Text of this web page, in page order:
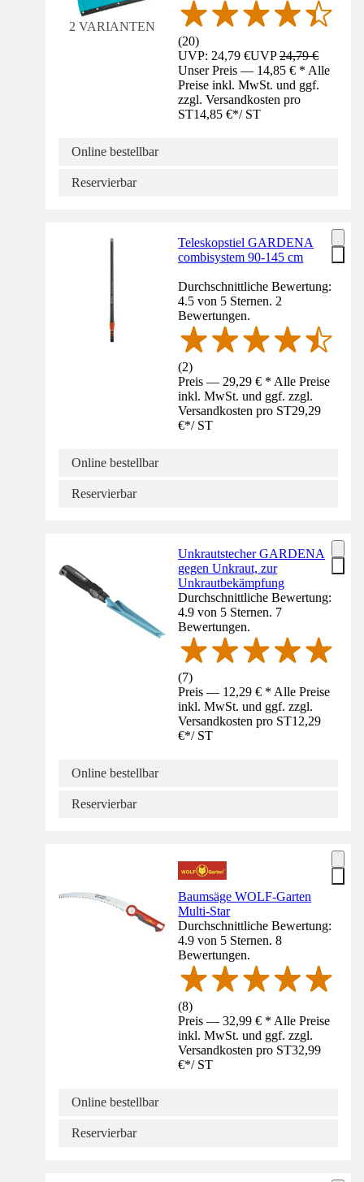
2 VARIANTEN
(20)
UVP: 24,79 €UVP24,79 €
Unser Preis — 14,85 € * Alle
Preise inkl. MwSt. und ggf.
zzgl. Versandkosten pro
ST14,85 €*/ ST
Online bestellbar
Reservierbar
Teleskopstiel GARDENA
combisystem 90-145 cm
Durchschnittliche Bewertung:
4.5 von 5 Sternen. 2
Bewertungen.
(2)
Preis — 29,29 € * Alle Preise
inkl. MwSt. und ggf. zzgl.
Versandkosten pro ST29,29
€*/ ST
Online bestellbar
Reservierbar
Unkrautstecher GARDENA
gegen Unkraut, zur
Unkrautbekämpfung
Durchschnittliche Bewertung:
4.9 von 5 Sternen. 7
Bewertungen.
(7)
Preis — 12,29 € * Alle Preise
inkl. MwSt. und ggf. zzgl.
Versandkosten pro ST12,29
€*/ ST
Online bestellbar
Reservierbar
Baumsäge WOLF-Garten
Multi-Star
Durchschnittliche Bewertung:
4.9 von 5 Sternen. 8
Bewertungen.
(8)
Preis — 32,99 € * Alle Preise
inkl. MwSt. und ggf. zzgl.
Versandkosten pro ST32,99
€*/ ST
Online bestellbar
Reservierbar